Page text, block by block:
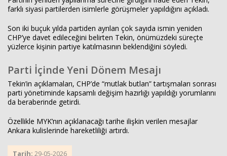
farklı siyasi partilerden isimlerle görüşmeler yapıldığını açıkladı.
Son iki buçuk yılda partiden ayrılan çok sayıda ismin yeniden
CHP’ye davet edileceğini belirten Tekin, önümüzdeki süreçte
yüzlerce kişinin partiye katılmasının beklendiğini söyledi.
Parti İçinde Yeni Dönem Mesajı
Tekin’in açıklamaları, CHP’de “mutlak butlan” tartışmaları sonrası
parti yönetiminde kapsamlı değişim hazırlığı yapıldığı yorumlarını
da beraberinde getirdi.
Özellikle MYK’nın açıklanacağı tarihe ilişkin verilen mesajlar
Ankara kulislerinde hareketliliği artırdı.
Tarih: 29-05-2026